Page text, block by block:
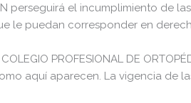
perseguirá el incumplimiento
le puedan corresponder en
PROFESIONAL DE
aquí aparecen. La vigencia de